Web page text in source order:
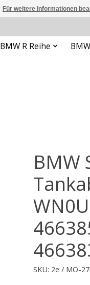
BMW R Reihe
BMW
SKU: 2e / MO-
Für weitere Informationen